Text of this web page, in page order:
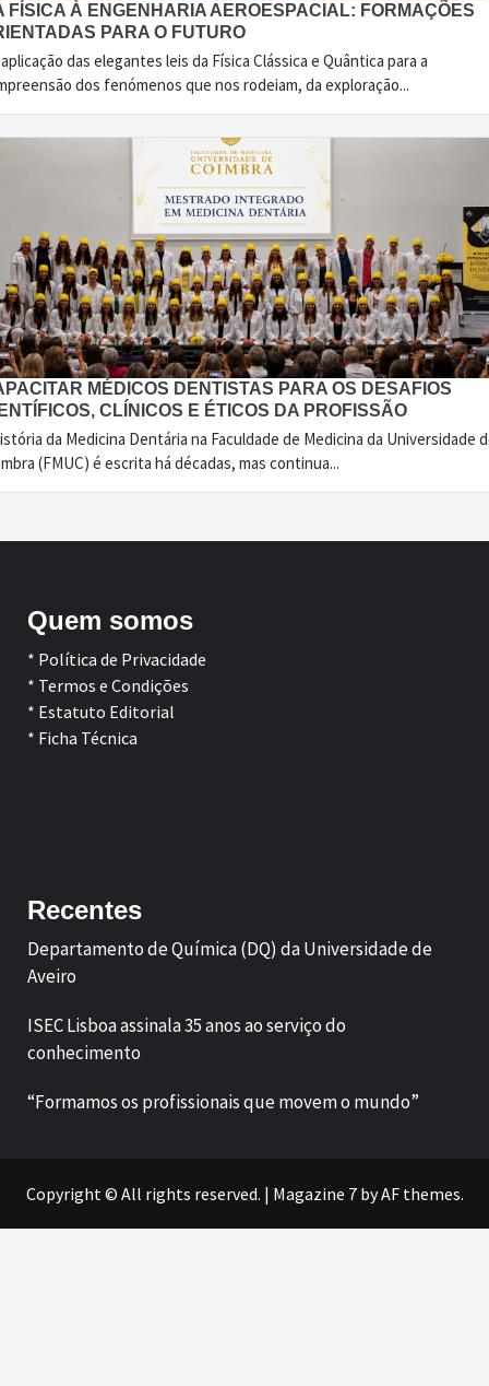
FÍSICA À ENGENHARIA AEROESPACIAL: FORMAÇÕES
PARA O FUTURO
das elegantes leis da Física Clássica e Quântica para a
dos fenómenos que nos rodeiam, da exploração...
MÉDICOS DENTISTAS PARA OS DESAFIOS
CLÍNICOS E ÉTICOS DA PROFISSÃO
da Medicina Dentária na Faculdade de Medicina da Universidade
(FMUC) é escrita há décadas, mas continua...
Quem somos
* Política de Privacidade
* Termos e Condições
* Estatuto Editorial
* Ficha Técnica
Recentes
Departamento de Química (DQ) da Universidade de
Aveiro
ISEC Lisboa assinala 35 anos ao serviço do
conhecimento
“Formamos os profissionais que movem o mundo”
Copyright © All rights reserved. | Magazine 7by AF themes.